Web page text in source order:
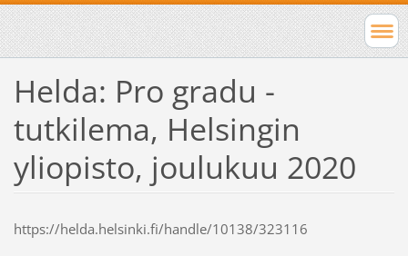
Helda: Pro gradu -
tutkilema, Helsingin
yliopisto, joulukuu 2020
https://helda.helsinki.fi/handle/10138/323116